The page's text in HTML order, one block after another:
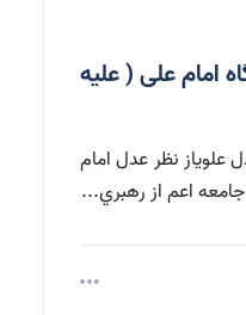
امام علی ( علیه
نظر عدل امام
اعم از رهبري...